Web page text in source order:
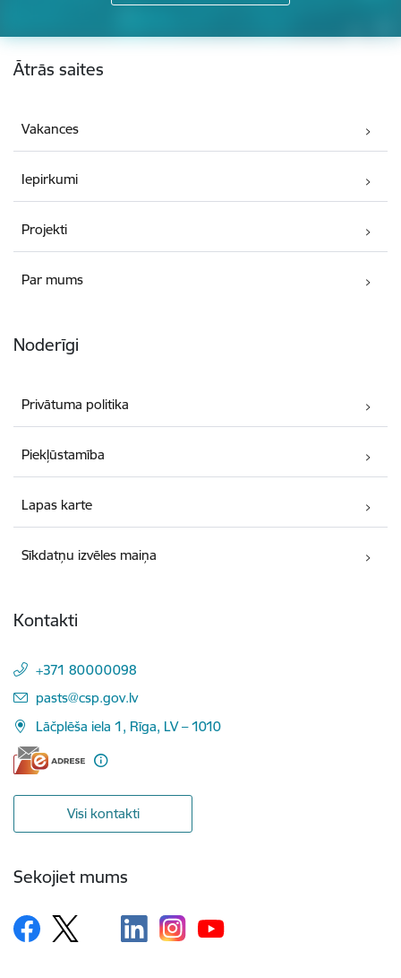
Kājene
Ātrās saites
Vakances
Iepirkumi
Projekti
Par mums
Noderīgi
Privātuma politika
Piekļūstamība
Lapas karte
Sīkdatņu izvēles maiņa
Kontakti
+371 80000098
E-pasts:
pasts@csp.gov.lv
Lāčplēša iela 1, Rīga, LV – 1010
Visi kontakti
Sekojiet mums